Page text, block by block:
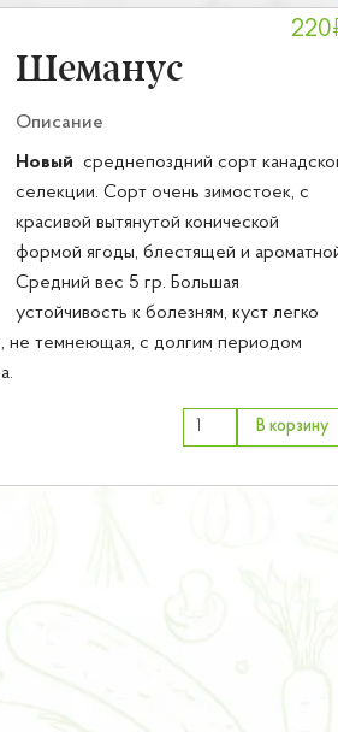
Шеманус
220
Описание
Новый среднепоздний сорт
селекции. Сорт очень зимостоек, с
красивой вытянутой конической
формой ягоды, блестящей и
Средний вес 5 гр. Большая
устойчивость к болезням, куст легко
не темнеющая, с долгим периодом
В корзину